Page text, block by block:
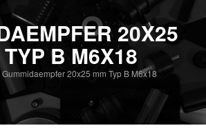
20X25
B M6X18
Gummidaempfer 20x25 mm Typ B M6x18